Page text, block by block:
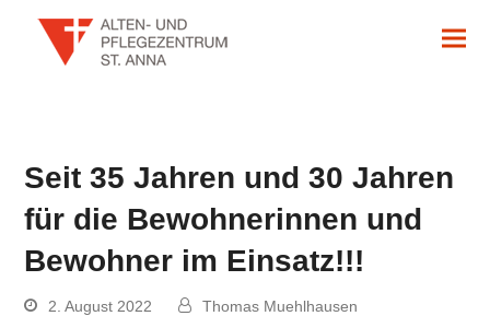
Seit 35 Jahren und 30 Jahren
für die Bewohnerinnen und
Bewohner im Einsatz!!!
2. August 2022
Thomas Muehlhausen